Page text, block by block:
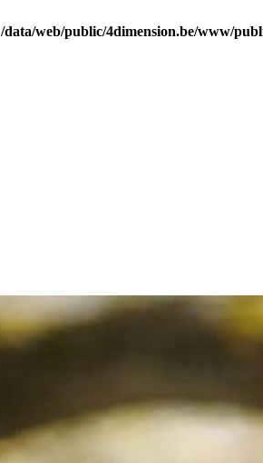
/data/web/public/4dimension.be/www/